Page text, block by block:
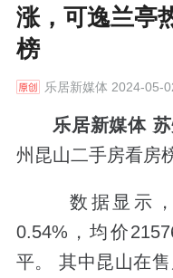
涨，可逸兰亭
榜
乐居新媒体 2024-05-
乐居新媒体 苏
州昆山二手房看房
数据显示，
0.54%，均价
平。 其中昆山在